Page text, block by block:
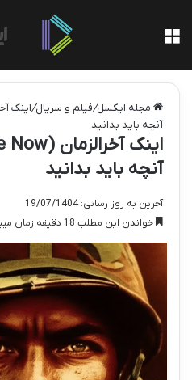
مجله ایکسل/فیلم و سریال/
آنچه باید بدانید
آنچه باید بدانید
آخرین به روز رسانی: 19/07/1404
خواندن این مطلب 18 دقیقه زمان میبرد